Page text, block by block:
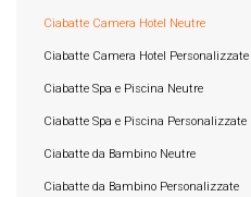
Ciabatte Camera Hotel Neutre
Ciabatte Camera Hotel Personalizzate
Ciabatte Spa e Piscina Neutre
Ciabatte Spa e Piscina Personalizzate
Ciabatte da Bambino Neutre
Ciabatte da Bambino Personalizzate